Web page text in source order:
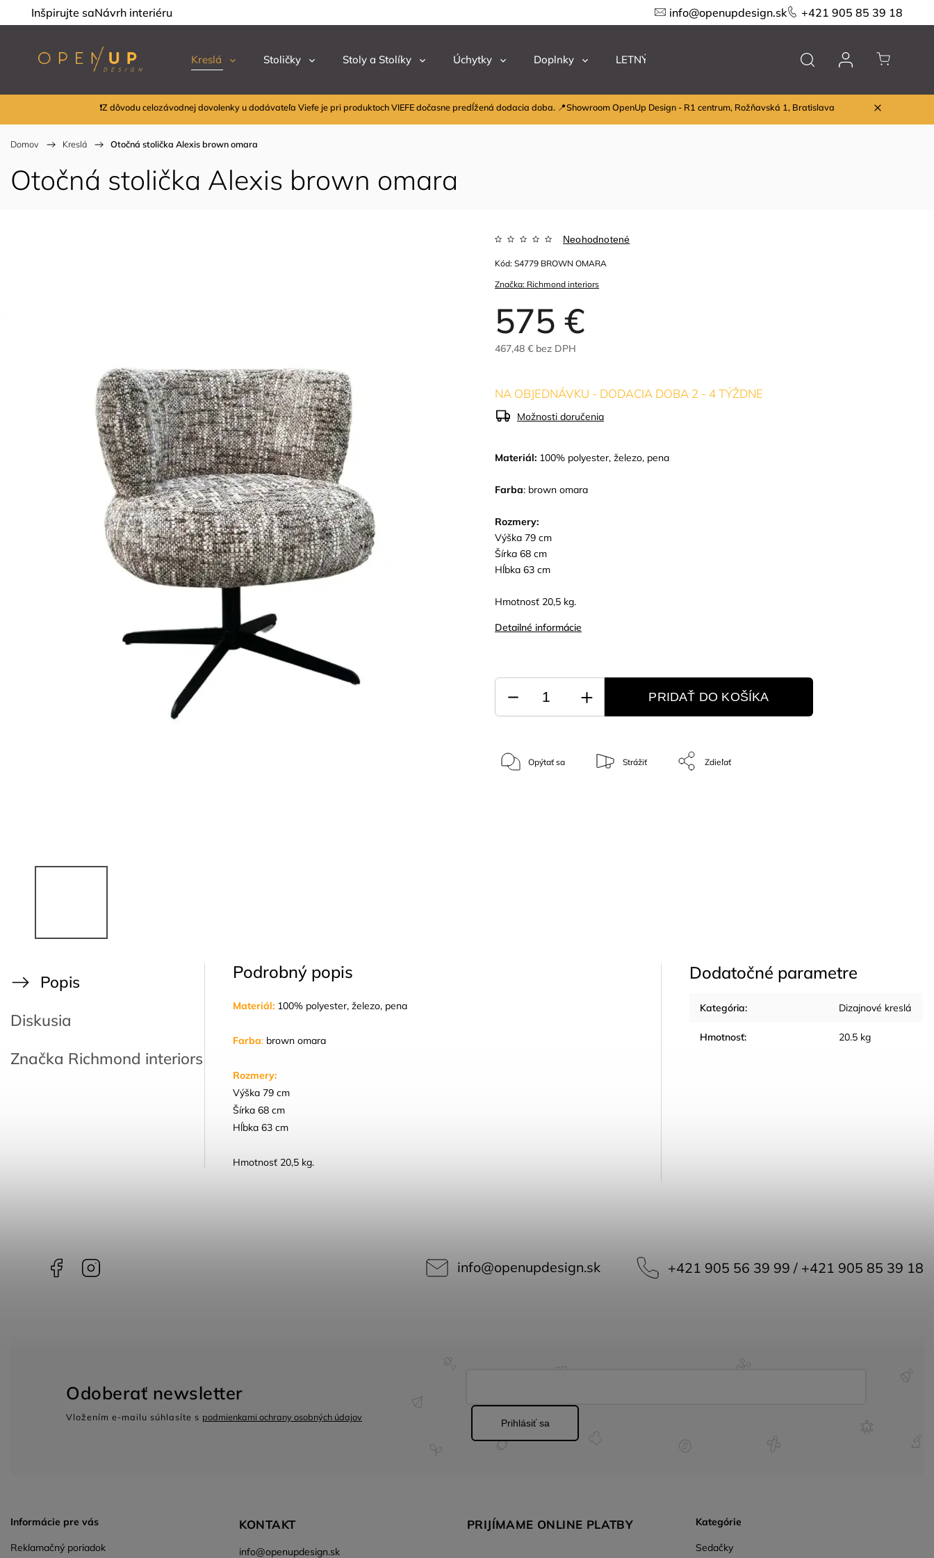
Inšpirujte saNávrh interiéru info@openupdesign.sk +421 905 85 39 18
Kreslá Stoličky Stoly a Stolíky Úchytky Doplnky LETNÝ VÝPREDAJ Značky
❗Z dôvodu celozávodnej dovolenky u dodávateľa Viefe je pri produktoch VIEFE dočasne predĺžená dodacia doba. 📍Showroom OpenUp Design - R1 centrum, Rožňavská 1, Bratislava
Domov / Kreslá / Otočná stolička Alexis brown omara
Otočná stolička Alexis brown omara
Značka: Richmond interiors
Neohodnotené
575 €
467,48 € bez DPH
Kód: S4779 BROWN OMARA
Materiál: 100% polyester, železo, pena
Farba: brown omara
Rozmery:
Výška 79 cm
Šírka 68 cm
Hĺbka 63 cm
Hmotnosť 20,5 kg.
Detailné informácie
NA OBJEDNÁVKU - DODACIA DOBA 2 - 4 TÝŽDNE
Možnosti doručenia
PRIDAŤ DO KOŠÍKA
Opýtať sa Strážiť Zdieľať
Popis
Diskusia
Značka Richmond interiors
Podrobný popis
Materiál: 100% polyester, železo, pena
Farba: brown omara
Rozmery:
Výška 79 cm
Šírka 68 cm
Hĺbka 63 cm
Hmotnosť 20,5 kg.
Dodatočné parametre
Kategória: Dizajnové kreslá
Hmotnosť: 20.5 kg
Facebook info@openupdesign.sk +421 905 56 39 99 / +421 905 85 39 18
Informácie pre vás
Reklamačný poriadok
KONTAKT
info@openupdesign.sk
PRIJÍMAME ONLINE PLATBY Kategórie
Sedačky
Odoberať newsletter
Vložením e-mailu súhlasíte s podmienkami ochrany osobných údajov
Prihlásiť sa